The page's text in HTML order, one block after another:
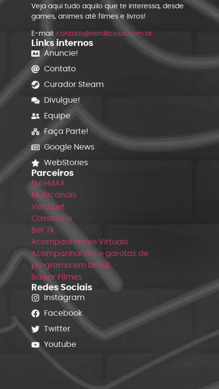
Veja aqui tudo aquilo que te interessa, desde
games, animes até filmes e livros!
E-mail: contato@nerdlicious.com.br
Links internos
Anuncie!
Contato
Curador Steam
Divulgue!
Equipe
Faça Parte!
Google News
WebStories
Parceiros
FuteMAX
Multicanais
Vera bet
CassinoPix
Bet 7k
Acompanhantes Virtuais
Acompanhantes e garotas de
programa em brasil
Baixar Filmes
Redes Sociais
Instagram
Facebook
Twitter
Youtube